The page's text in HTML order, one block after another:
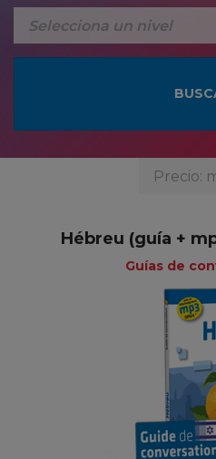
Hébreu (guía +
Guías de